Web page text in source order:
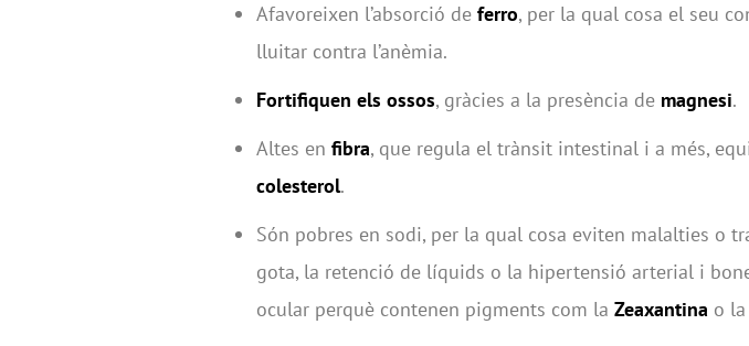
Afavoreixen l’absorció de ferro, per la qual cosa el seu
lluitar contra l’anèmia.
Fortifiquen els ossos, gràcies a la presència de magnesi.
Altes en fibra, que regula el trànsit intestinal i a més,
colesterol.
Són pobres en sodi, per la qual cosa eviten malalties o
gota, la retenció de líquids o la hipertensió arterial i
ocular perquè contenen pigments com la Zeaxantina o la